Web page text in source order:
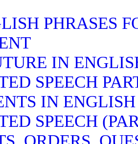
PHRASES
IN
SPEECH
IN ENGLISH
SPEECH